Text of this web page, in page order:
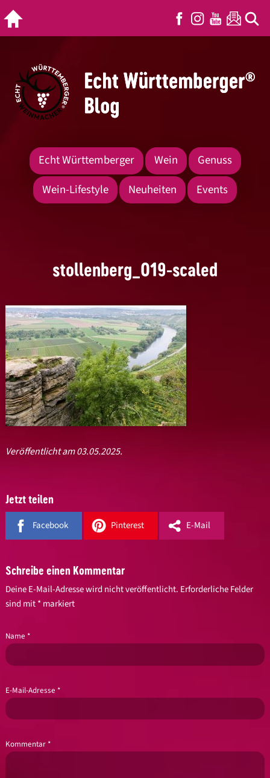
Echt Württemberger Wein
Genuss
Wein-Lifestyle
Neuheiten Events
stollenberg_019-scaled
Veröffentlicht am 03.05.2025.
Jetzt teilen
Facebook Pinterest E-Mail
Schreibe einen Kommentar
Deine E-Mail-Adresse wird nicht veröffentlicht. Erforderliche Felder
sind mit*markiert
Name *
E-Mail-Adresse *
Kommentar *